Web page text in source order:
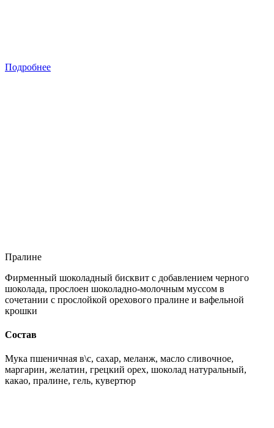
Подробнее
Пралине
Фирменный шоколадный бисквит с добавлением черного
шоколада, прослоен шоколадно-молочным муссом в
сочетании с прослойкой орехового пралине и вафельной
крошки
Состав
Мука пшеничная в\с, сахар, меланж, масло сливочное,
маргарин, желатин, грецкий орех, шоколад натуральный,
какао, пралине, гель, кувертюр